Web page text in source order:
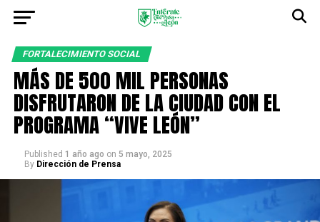
FORTALECIMIENTO SOCIAL
MÁS DE 500 MIL PERSONAS
DISFRUTARON DE LA CIUDAD CON EL
PROGRAMA “VIVE LEÓN”
Published 1 año ago on 5 mayo, 2025
By Dirección de Prensa